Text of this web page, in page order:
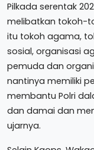
Pilkada serentak
melibatkan tokoh-
itu tokoh agama,
sosial, organisasi
pemuda dan
nantinya memiliki
membantu Polri
dan damai dan
ujarnya.